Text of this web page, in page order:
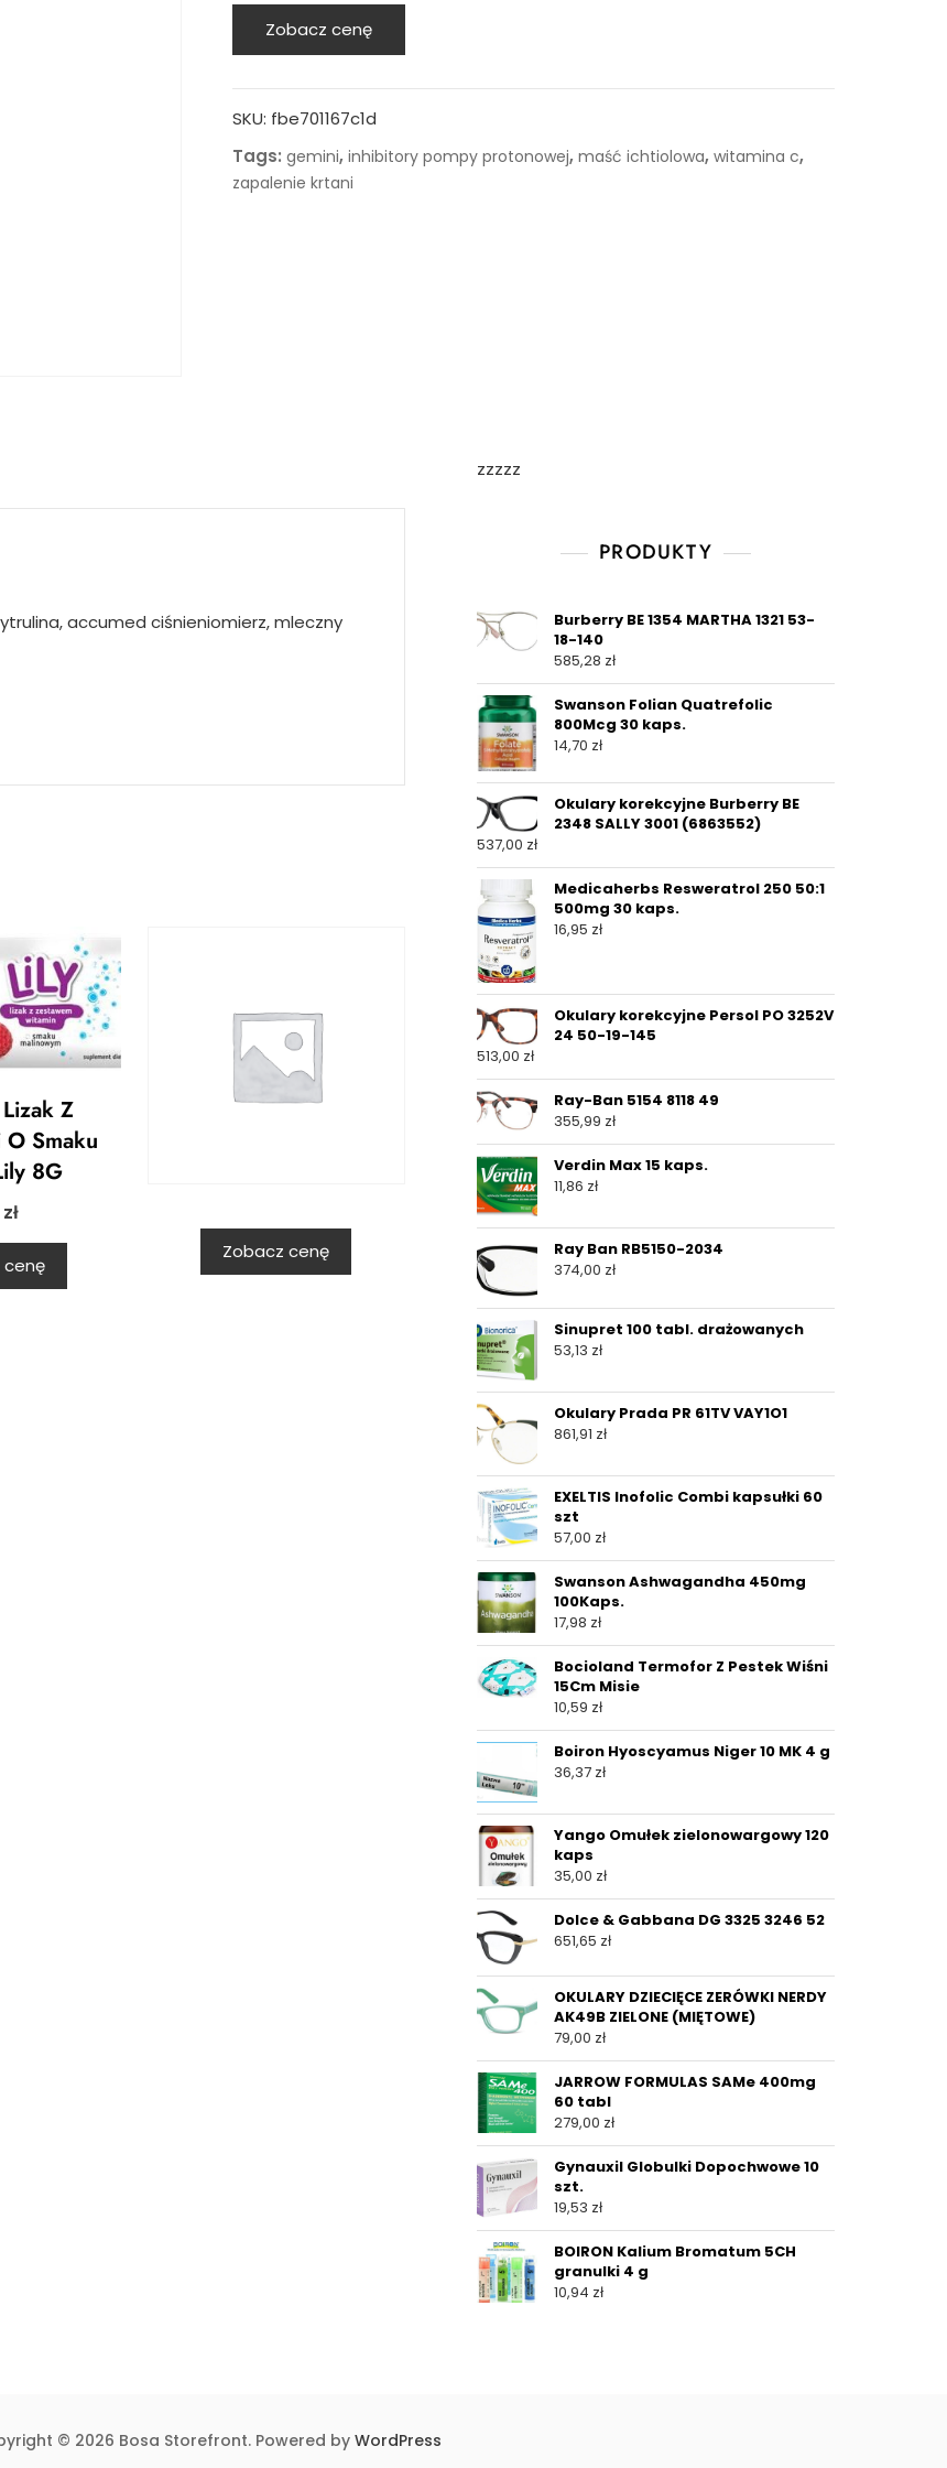
Zobacz cenę
SKU: fbe701167c1d
Tags: gemini, inhibitory pompy protonowej, maść ichtiolowa, witamina c,
zapalenie krtani
accumed ciśnieniomierz, mleczny
Z
Smaku
8G
zł
cenę
Zobacz cenę
zzzzz
PRODUKTY
Burberry BE 1354 MARTHA 1321 53-
18-140
585,28 zł
Swanson Folian Quatrefolic
800Mcg 30 kaps.
14,70 zł
Okulary korekcyjne Burberry BE
2348 SALLY 3001 (6863552)
537,00 zł
Medicaherbs Resweratrol 250 50:1
500mg 30 kaps.
16,95 zł
Okulary korekcyjne Persol PO 3252V
24 50-19-145
513,00 zł
Ray-Ban 5154 8118 49
355,99 zł
Verdin Max 15 kaps.
11,86 zł
Ray Ban RB5150-2034
374,00 zł
Sinupret 100 tabl. drażowanych
53,13 zł
Okulary Prada PR 61TV VAY1O1
861,91 zł
EXELTIS Inofolic Combi kapsułki 60
szt
57,00 zł
Swanson Ashwagandha 450mg
100Kaps.
17,98 zł
Bocioland Termofor Z Pestek Wiśni
15Cm Misie
10,59 zł
Boiron Hyoscyamus Niger 10 MK 4 g
36,37 zł
Yango Omułek zielonowargowy 120
kaps
35,00 zł
Dolce & Gabbana DG 3325 3246 52
651,65 zł
OKULARY DZIECIĘCE ZERÓWKI NERDY
AK49B ZIELONE (MIĘTOWE)
79,00 zł
JARROW FORMULAS SAMe 400mg
60 tabl
279,00 zł
Gynauxil Globulki Dopochwowe 10
szt.
19,53 zł
BOIRON Kalium Bromatum 5CH
granulki 4 g
10,94 zł
© 2026 Bosa Storefront. Powered byWordPress